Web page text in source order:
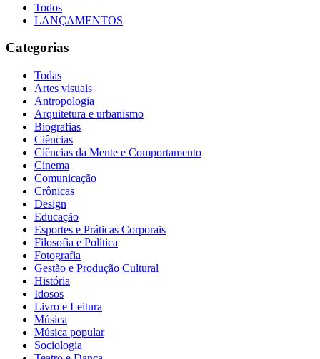
Todos
LANÇAMENTOS
Categorias
Todas
Artes visuais
Antropologia
Arquitetura e urbanismo
Biografias
Ciências
Ciências da Mente e Comportamento
Cinema
Comunicação
Crônicas
Design
Educação
Esportes e Práticas Corporais
Filosofia e Política
Fotografia
Gestão e Produção Cultural
História
Idosos
Livro e Leitura
Música
Música popular
Sociologia